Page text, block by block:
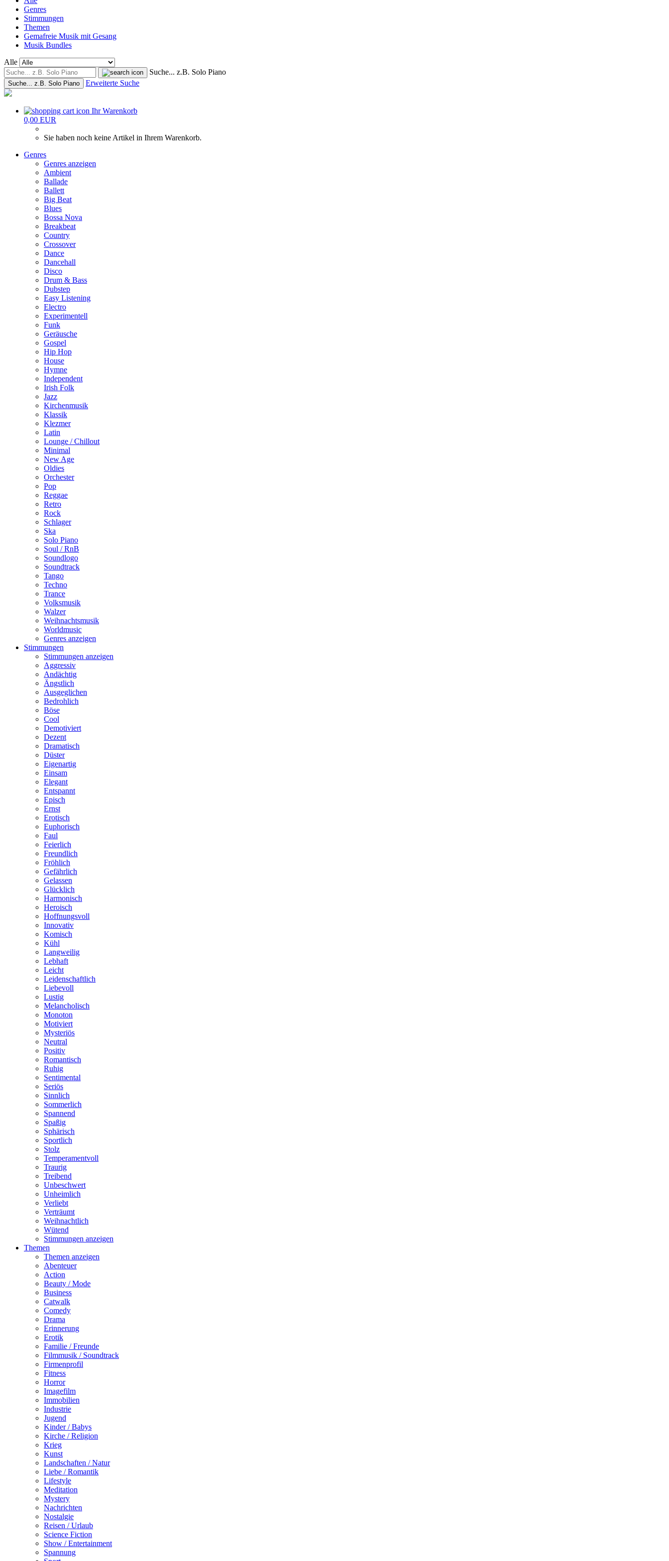
Genres
Stimmungen
Themen
Gemafreie Musik mit Gesang
Musik Bundles
Alle
Suche... z.B. Solo Piano
Suche... z.B. Solo Piano Erweiterte Suche
Ihr Warenkorb
0,00 EUR
Sie haben noch keine Artikel in Ihrem Warenkorb.
Genres
Genres anzeigen
Ambient
Ballade
Ballett
Big Beat
Blues
Bossa Nova
Breakbeat
Country
Crossover
Dance
Dancehall
Disco
Drum & Bass
Dubstep
Easy Listening
Electro
Experimentell
Funk
Geräusche
Gospel
Hip Hop
House
Hymne
Independent
Irish Folk
Jazz
Kirchenmusik
Klassik
Klezmer
Latin
Lounge / Chillout
Minimal
New Age
Oldies
Orchester
Pop
Reggae
Retro
Rock
Schlager
Ska
Solo Piano
Soul / RnB
Soundlogo
Soundtrack
Tango
Techno
Trance
Volksmusik
Walzer
Weihnachtsmusik
Worldmusic
Genres anzeigen
Stimmungen
Stimmungen anzeigen
Aggressiv
Andächtig
Ängstlich
Ausgeglichen
Bedrohlich
Böse
Cool
Demotiviert
Dezent
Dramatisch
Düster
Eigenartig
Einsam
Elegant
Entspannt
Episch
Ernst
Erotisch
Euphorisch
Faul
Feierlich
Freundlich
Fröhlich
Gefährlich
Gelassen
Glücklich
Harmonisch
Heroisch
Hoffnungsvoll
Innovativ
Komisch
Kühl
Langweilig
Lebhaft
Leicht
Leidenschaftlich
Liebevoll
Lustig
Melancholisch
Monoton
Motiviert
Mysteriös
Neutral
Positiv
Romantisch
Ruhig
Sentimental
Seriös
Sinnlich
Sommerlich
Spannend
Spaßig
Sphärisch
Sportlich
Stolz
Temperamentvoll
Traurig
Treibend
Unbeschwert
Unheimlich
Verliebt
Verträumt
Weihnachtlich
Wütend
Stimmungen anzeigen
Themen
Themen anzeigen
Abenteuer
Action
Beauty / Mode
Business
Catwalk
Comedy
Drama
Erinnerung
Erotik
Familie / Freunde
Filmmusik / Soundtrack
Firmenprofil
Fitness
Horror
Imagefilm
Immobilien
Industrie
Jugend
Kinder / Babys
Kirche / Religion
Krieg
Kunst
Landschaften / Natur
Liebe / Romantik
Lifestyle
Meditation
Mystery
Nachrichten
Nostalgie
Reisen / Urlaub
Science Fiction
Show / Entertainment
Spannung